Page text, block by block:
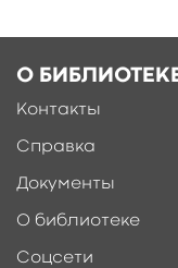
О
Контакты
Справка
Документы
О библиотеке
Соцсети